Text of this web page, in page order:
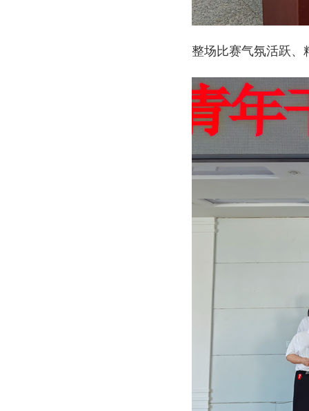
整场比赛气氛活跃、